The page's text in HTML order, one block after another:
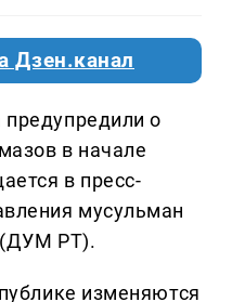
Дзен.канал
о
в начале
в пресс-
мусульман
(ДУМ РТ).
изменяются